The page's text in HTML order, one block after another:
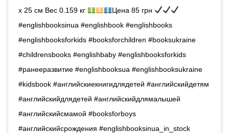
x 25 см Вес 0.159 кг
Цена 85 грн
#englishbooksinua #englishbook #englishbooks
#englishbooksforkids #booksforchildren #booksukraine
#childrensbooks #englishbaby #englishbooksforkids
#ранееразвитие #englishbooksua #englishbooksukraine
#kidsbook #английскиекнигидлядетей #английскийдетям
#английскийдлядетей #английскийдлямалышей
#английскийсмамой #booksforboys
#английскийсрождения #englishbooksinua_in_stock